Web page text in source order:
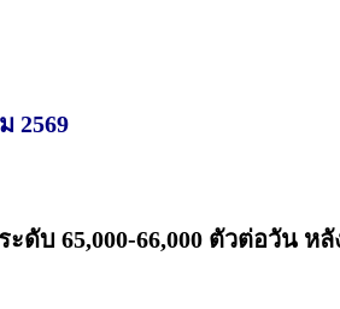
2569
บ 65,000-66,000 ตัวต่อวัน